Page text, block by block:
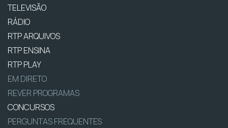
TELEVISÃO
RÁDIO
RTP ARQUIVOS
RTP ENSINA
RTP PLAY
EM DIRETO
REVER PROGRAMAS
CONCURSOS
PERGUNTAS FREQUENTES